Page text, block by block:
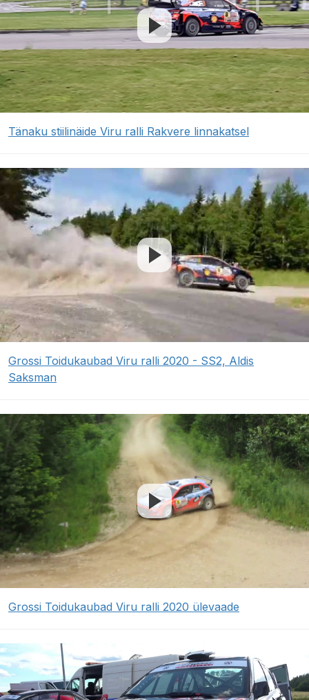
Tänaku stiilinäide Viru ralli Rakvere linnakatsel
Grossi Toidukaubad Viru ralli 2020 - SS2, Aldis
Saksman
Grossi Toidukaubad Viru ralli 2020 ülevaade